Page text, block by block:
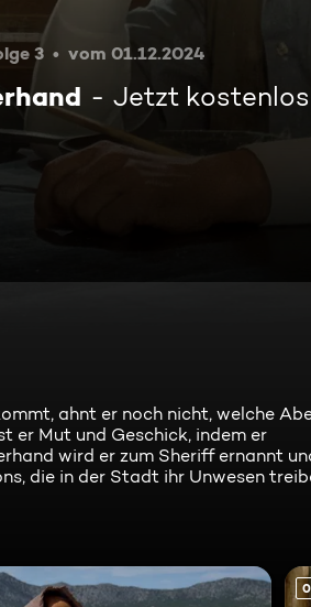
3 vom 01.12.2024
Jetzt
ahnt er noch nicht, welche
er Mut und Geschick, indem er
wird er zum Sheriff ernannt
die in der Stadt ihr Unwesen
0